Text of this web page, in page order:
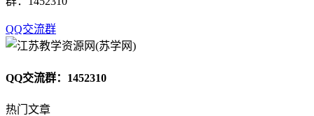
QQ交流群
QQ交流群：1452310
热门文章